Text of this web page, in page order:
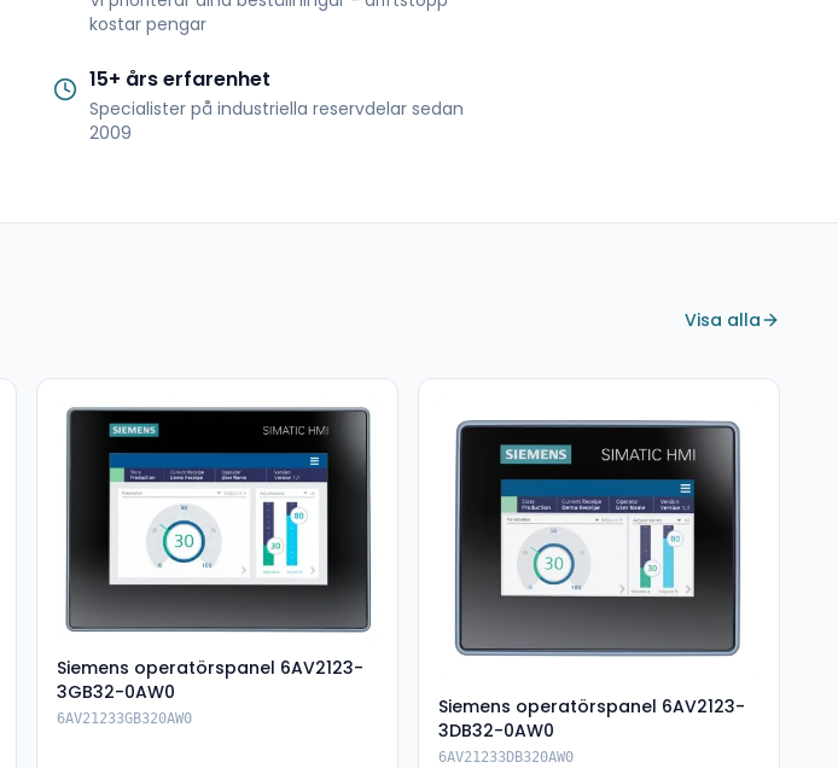
kostar pengar
15+ års erfarenhet
Specialister på industriella reservdelar sedan
2009
Visa alla
Siemens operatörspanel 6AV2123-
3GB32-0AW0
6AV21233GB320AW0
Siemens operatörspanel 6AV2123-
3DB32-0AW0
6AV21233DB320AW0